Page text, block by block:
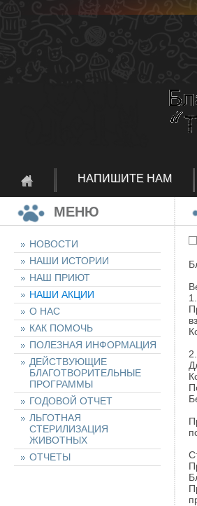
НАПИШИТЕ НАМ
МЕНЮ
НОВОСТИ
НАШИ ИСТОРИИ
НАШ ПРИЮТ
НАШИ АКЦИИ
О НАС
КАК ПОМОЧЬ
ПОЛЕЗНАЯ ИНФОРМАЦИЯ
ДЕЙСТВУЮЩИЕ
БЛАГОТВОРИТЕЛЬНЫЕ
ПРОГРАММЫ
ГОДОВОЙ ОТЧЕТ
ЛЬГОТНАЯ
СТЕРИЛИЗАЦИЯ
ЖИВОТНЫХ
ОТЧЕТЫ